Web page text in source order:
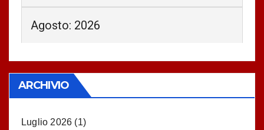
Agosto: 2026
ARCHIVIO
Luglio 2026 (1)